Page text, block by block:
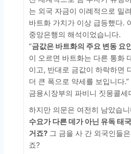
는 외국 자금이 이례적으로 밀
바트화 가치가 이상 급등했다.
중앙은행의 해석이었습니다.
“금값은 바트화의 주요 변동 요
이 오르면 바트화는 다른 통화
이고, 반대로 금값이 하락하면
더 큰 폭으로 약세를 보입니다
금융시장부의 파비니 짓몽콜세
하지만 의문은 여전히 남았습
수요가 다른 데가 아닌 유독 태
거죠? 그 금을 사 간 외국인들
죠?